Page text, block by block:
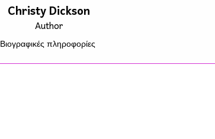
Christy Dickson
Author
Βιογραφικές πληροφορίες